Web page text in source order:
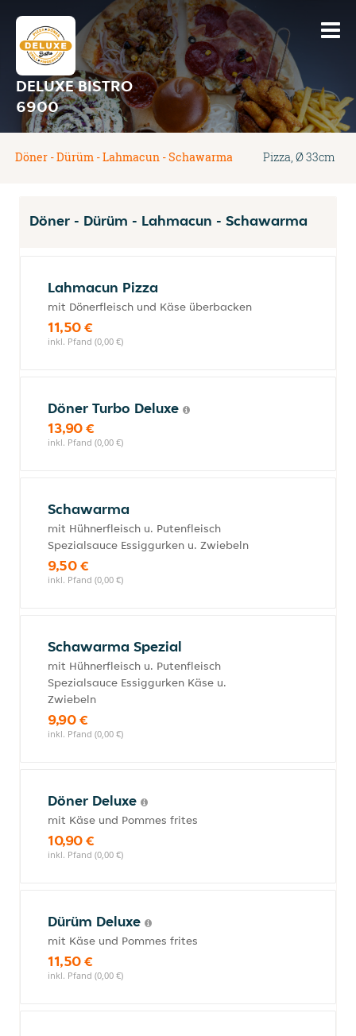
DELUXE BISTRO
6900
Döner - Dürüm - Lahmacun - Schawarma Pizza, Ø 33cm
Döner - Dürüm - Lahmacun - Schawarma
Lahmacun Pizza
mit Dönerfleisch und Käse überbacken
11,50 €
inkl. Pfand (0,00 €)
Döner Turbo Deluxe
13,90 €
inkl. Pfand (0,00 €)
Schawarma
mit Hühnerfleisch u. Putenfleisch
Spezialsauce Essiggurken u. Zwiebeln
9,50 €
inkl. Pfand (0,00 €)
Schawarma Spezial
mit Hühnerfleisch u. Putenfleisch
Spezialsauce Essiggurken Käse u.
Zwiebeln
9,90 €
inkl. Pfand (0,00 €)
Döner Deluxe
mit Käse und Pommes frites
10,90 €
inkl. Pfand (0,00 €)
Dürüm Deluxe
mit Käse und Pommes frites
11,50 €
inkl. Pfand (0,00 €)